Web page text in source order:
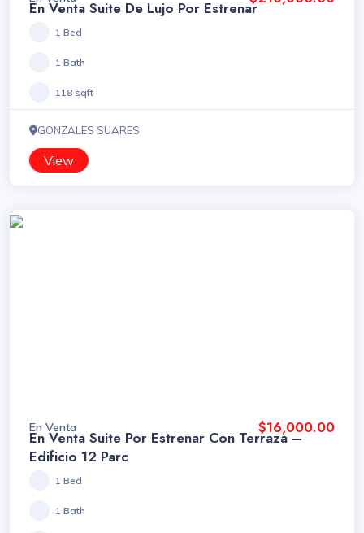
En Venta Suite De Lujo Por Estrenar
1 Bed
1 Bath
118 sqft
GONZALES SUARES
View
En Venta $16,000.00
En Venta Suite Por Estrenar Con Terraza –
Edificio 12 Parc
1 Bed
1 Bath